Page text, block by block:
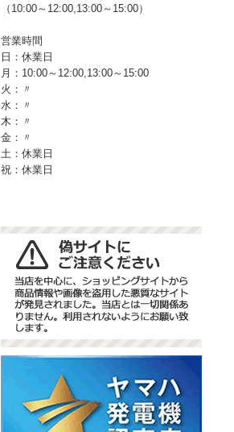
（10:00～12:00,13:00～15:00）
営業時間
日：休業日
月：10:00～12:00,13:00～15:00
火：〃
水：〃
木：〃
金：〃
土：休業日
祝：休業日